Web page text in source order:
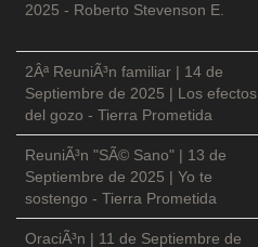
2025 - Roberto Stevenson E.
2Âª ReuniÃ³n familiar | 14 de
Septiembre de 2025 | Los efectos
del gozo - Tierra Prometida
ReuniÃ³n "SÃ© Sano" | 13 de
Septiembre de 2025 | Yo te
sostengo - Tierra Prometida
OraciÃ³n | 11 de Septiembre de